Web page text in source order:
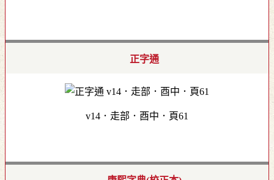
正字通
v14．走部．酉中．頁61